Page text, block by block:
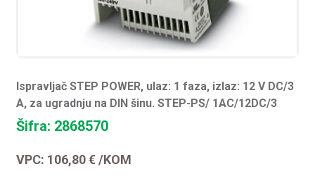
Ispravljač STEP POWER, ulaz: 1 faza, izlaz: 12 V DC/3
A, za ugradnju na DIN šinu. STEP-PS/ 1AC/12DC/3
Šifra: 2868570
VPC: 106,80€ /KOM